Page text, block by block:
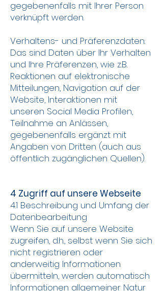
gegebenenfalls mit Ihrer Person
verknüpft werden.
Verhaltens- und Präferenzdaten:
Das sind Daten über Ihr Verhalten
und Ihre Präferenzen, wie z.B.
Reaktionen auf elektronische
Mitteilungen, Navigation auf der
Website, Interaktionen mit
unseren Social Media Profilen,
Teilnahme an Anlässen,
gegebenenfalls ergänzt mit
Angaben von Dritten (auch aus
öffentlich zugänglichen Quellen).
4 Zugriff auf unsere Webseite
4.1 Beschreibung und Umfang der
Datenbearbeitung
Wenn Sie auf unsere Website
zugreifen, d.h., selbst wenn Sie sich
nicht registrieren oder
anderweitig Informationen
übermitteln, werden automatisch
Informationen allgemeiner Natur